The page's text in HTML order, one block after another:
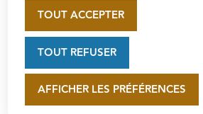
AFFICHER LES PRÉFÉRENCES
TOUT ACCEPTER
TOUT REFUSER
Soutenez la rénovation de la
Maclou en vous connectant
Fondation du
En savoir plus
membres du Conseil des
collégiens de Chabanne
vie au parterre de la
Louis.
Mis en sommeil pendant deux ans, ce